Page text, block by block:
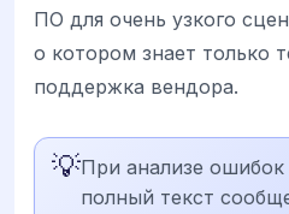
ПО для очень узкого
о котором знает только
поддержка вендора.
💡При анализе ошибок
полный текст